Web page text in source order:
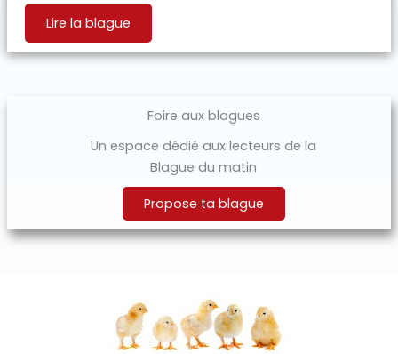
Lire la blague
Foire aux blagues
Un espace dédié aux lecteurs de la
Blague du matin
Propose ta blague